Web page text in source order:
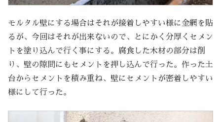
モルタル壁にする場合はそれが接着しやすい様に金網を貼
るが、今回はそれが出来ないので、とにかく分厚くセメン
トを塗り込んで行く事にする。腐食した木材の部分は削
り、壁の隙間にもセメントを押し込んで行った。作った土
台からセメントを積み重ね、壁にセメントが密着しやすい
様にして行った。